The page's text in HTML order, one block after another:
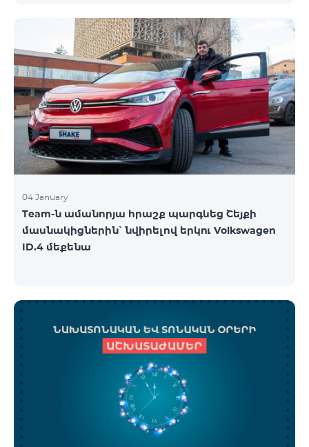
04 January
Team-ն ամանորյա հրաշք պարգևեց Շեյքի
մասնակիցներին՝ նվիրելով երկու Volkswagen
ID.4 մեքենա